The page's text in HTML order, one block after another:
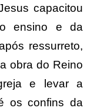
capacitou
ensino e da
ressurreto,
obra do Reino
e levar a
os confins da